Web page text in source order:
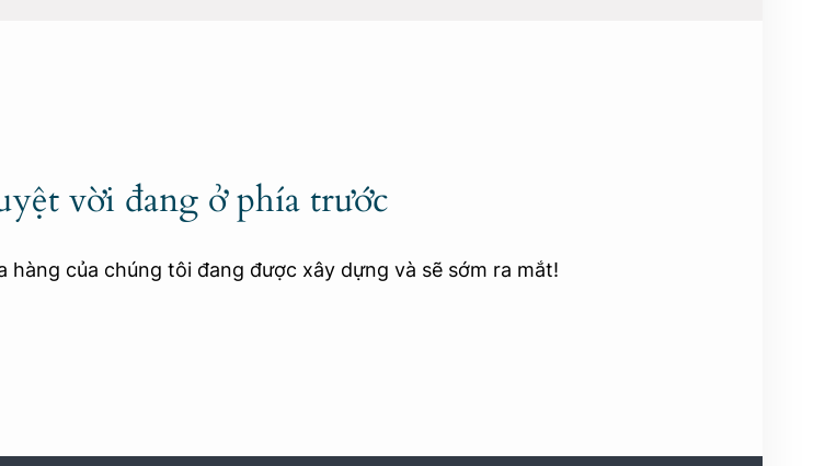
vời đang ở phía trước
hàng của chúng tôi đang được xây dựng và sẽ sớm ra mắt!